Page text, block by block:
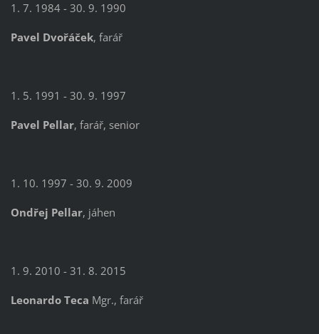
1. 7. 1984 - 30. 9. 1990
Pavel Dvořáček, farář
1. 5. 1991 - 30. 9. 1997
Pavel Pellar, farář, senior
1. 10. 1997 - 30. 9. 2009
Ondřej Pellar, jáhen
1. 9. 2010 - 31. 8. 2015
Leonardo Teca Mgr., farář